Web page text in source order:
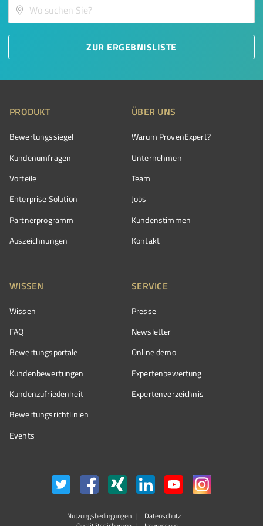
ZUR ERGEBNISLISTE
PRODUKT
Bewertungssiegel
Kundenumfragen
Vorteile
Enterprise Solution
Partnerprogramm
Auszeichnungen
ÜBER UNS
Warum ProvenExpert?
Unternehmen
Team
Jobs
Kundenstimmen
Kontakt
WISSEN
Wissen
FAQ
Bewertungsportale
Kundenbewertungen
Kundenzufriedenheit
Bewertungs­richtlinien
Events
SERVICE
Presse
Newsletter
Online demo
Expertenbewertung
Expertenverzeichnis
Nutzungsbedingungen
Datenschutz